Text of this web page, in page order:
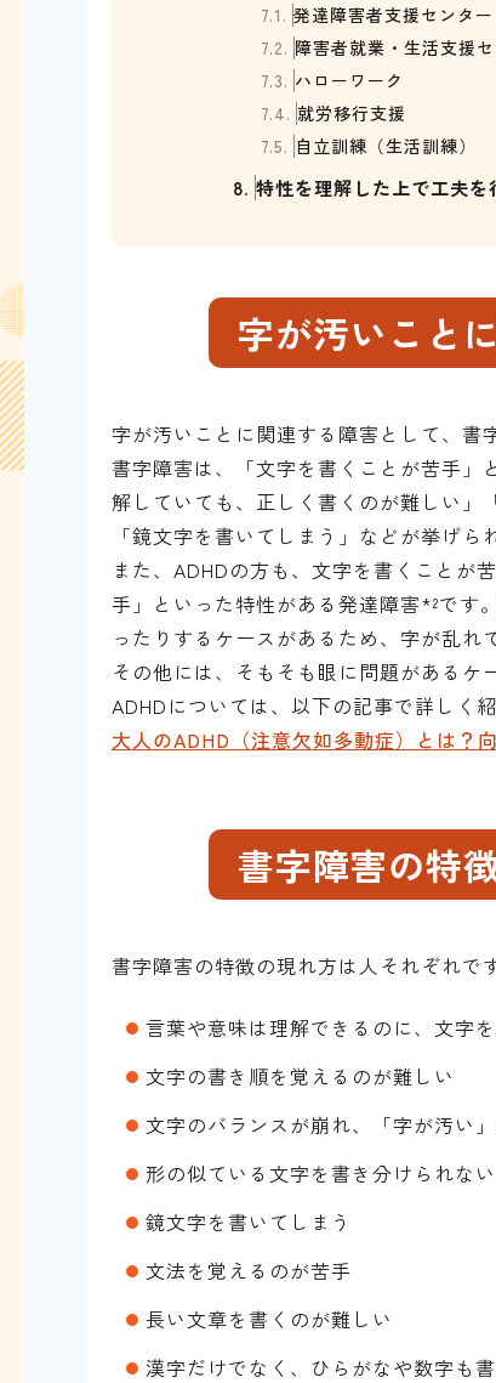
7.1. 発達障害者支援センター
7.2. 障害者就業・生活支援
7.3. ハローワーク
7.4. 就労移行支援
7.5. 自立訓練（生活訓練）
8. 特性を理解した上で工夫
字が汚いこと
字が汚いことに関連する障害として、書
書字障害は、「文字を書くことが苦手」
解していても、正しく書くのが難しい」
「鏡文字を書いてしまう」などが挙げら
また、ADHDの方も、文字を書くことが
手」といった特性がある発達障害*²です
ったりするケースがあるため、字が乱れ
その他には、そもそも眼に問題があるケ
ADHDについては、以下の記事で詳しく
大人のADHD（注意欠如多動症）とは？
書字障害の特
書字障害の特徴の現れ方は人それぞれで
言葉や意味は理解できるのに、文字
文字の書き順を覚えるのが難しい
文字のバランスが崩れ、「字が汚い
形の似ている文字を書き分けられない
鏡文字を書いてしまう
文法を覚えるのが苦手
長い文章を書くのが難しい
漢字だけでなく、ひらがなや数字も